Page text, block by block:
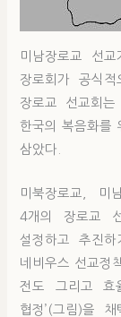
미남장로교 선
장로회가 공식
장로교 선교회
한국의 복음화를
삼았다.
미북장로교, 미
4개의 장로교
설정하고 추진
네비우스 선교정
전도 그리고 효
협정’(그림)을